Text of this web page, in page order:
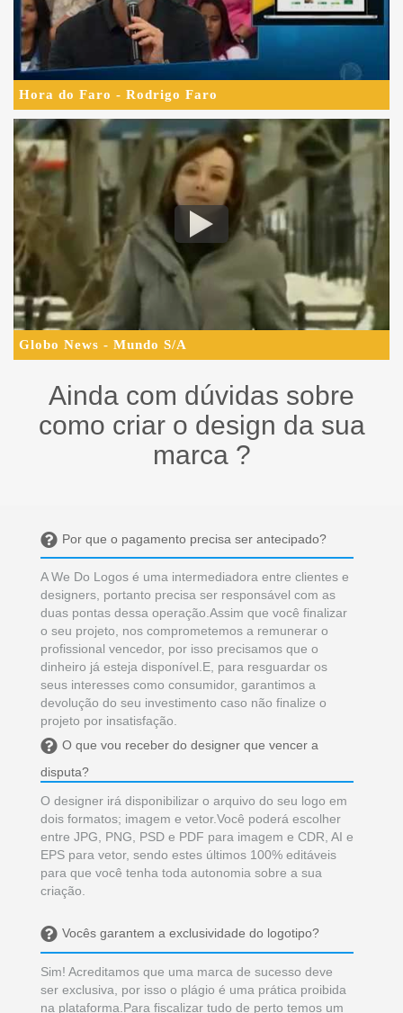
Hora do Faro - Rodrigo Faro
Globo News - Mundo S/A
Ainda com dúvidas sobre
como criar o design da sua
marca ?
Por que o pagamento precisa ser antecipado?
A We Do Logos é uma intermediadora entre clientes e
designers, portanto precisa ser responsável com as
duas pontas dessa operação.Assim que você finalizar
o seu projeto, nos comprometemos a remunerar o
profissional vencedor, por isso precisamos que o
dinheiro já esteja disponível.E, para resguardar os
seus interesses como consumidor, garantimos a
devolução do seu investimento caso não finalize o
projeto por insatisfação.
O que vou receber do designer que vencer a
disputa?
O designer irá disponibilizar o arquivo do seu logo em
dois formatos; imagem e vetor.Você poderá escolher
entre JPG, PNG, PSD e PDF para imagem e CDR, AI e
EPS para vetor, sendo estes últimos 100% editáveis
para que você tenha toda autonomia sobre a sua
criação.
Vocês garantem a exclusividade do logotipo?
Sim! Acreditamos que uma marca de sucesso deve
ser exclusiva, por isso o plágio é uma prática proibida
na plataforma.Para fiscalizar tudo de perto temos um